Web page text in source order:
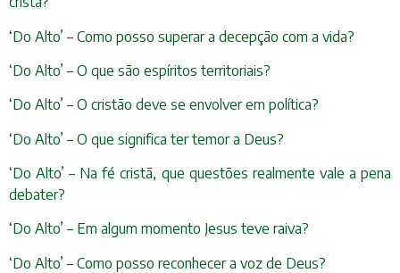
‘Do Alto’ – Como posso superar a decepção com a vida?
‘Do Alto’ – O que são espíritos territoriais?
‘Do Alto’ – O cristão deve se envolver em política?
‘Do Alto’ – O que significa ter temor a Deus?
‘Do Alto’ – Na fé cristã, que questões realmente vale a pena
debater?
‘Do Alto’ – Em algum momento Jesus teve raiva?
‘Do Alto’ – Como posso reconhecer a voz de Deus?